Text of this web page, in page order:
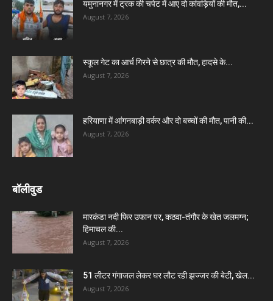
यमुनानगर में ट्रक की चपेट में आए दो कांवड़ियों की मौत,...
August 7, 2026
स्कूल गेट का आर्च गिरने से छात्र की मौत, हादसे के...
August 7, 2026
हरियाणा में आंगनबाड़ी वर्कर और दो बच्चों की मौत, पानी की...
August 7, 2026
बॉलीवुड
मारकंडा नदी फिर उफान पर, कठवा-तंगौर के खेत जलमग्न;
हिमाचल की...
August 7, 2026
51 लीटर गंगाजल लेकर घर लौट रही झज्जर की बेटी, खेल...
August 7, 2026